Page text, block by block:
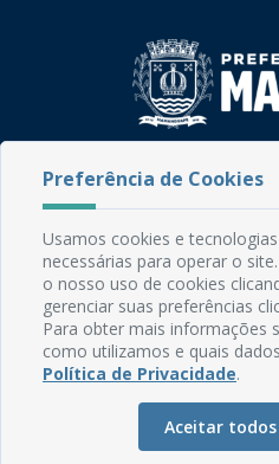
CEP: 58.280-000 -
Fone: (83) 3292-
Email:
Expediente: Segunda à Sexta,
Mapa do Site
Perguntas
Glossário
Preferência de Cookies
Usamos cookies e
necessárias para operar o
o nosso uso de cookies
gerenciar suas preferências
Para obter mais informações
como utilizamos e quais
Política de Privacidade.
Aceitar todos